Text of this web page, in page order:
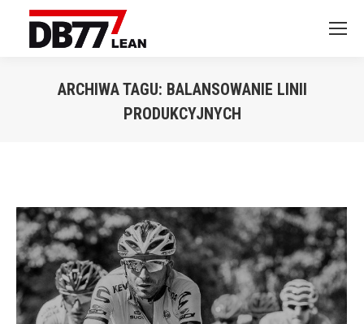
ARCHIWA TAGU: BALANSOWANIE LINII
PRODUKCYJNYCH